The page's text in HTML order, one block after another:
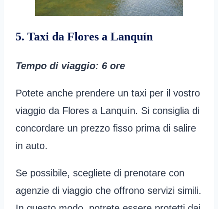
5. Taxi da Flores a Lanquín
Tempo di viaggio: 6 ore
Potete anche prendere un taxi per il vostro
viaggio da Flores a Lanquín. Si consiglia di
concordare un prezzo fisso prima di salire
in auto.
Se possibile, scegliete di prenotare con
agenzie di viaggio che offrono servizi simili.